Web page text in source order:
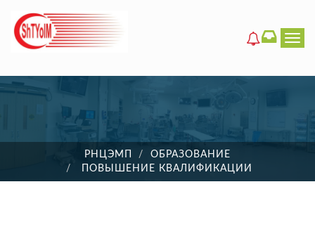
РНЦЭМП
ОБРАЗОВАНИЕ
ПОВЫШЕНИЕ КВАЛИФИКАЦИИ